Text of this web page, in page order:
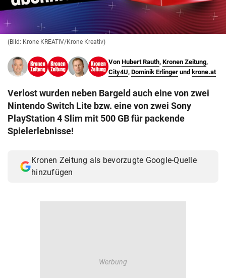
© Krone Multimedia GmbH & Co KG 2026
Muthgasse 2, 1190 Wien
(Bild: Krone KREATIV/Krone Kreativ)
Von Hubert Rauth, Kronen Zeitung,
City4U, Dominik Erlinger und krone.at
Verlost wurden neben Bargeld auch eine von zwei
Nintendo Switch Lite bzw. eine von zwei Sony
PlayStation 4 Slim mit 500 GB für packende
Spielerlebnisse!
Kronen Zeitung als bevorzugte Google-Quelle
hinzufügen